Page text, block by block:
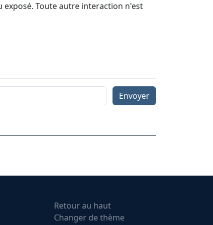
exposé. Toute autre interaction n'est
Envoyer
Retour au haut
Changer de thème